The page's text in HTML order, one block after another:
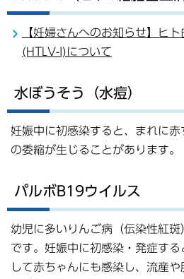
【妊婦さんへのお知らせ】ヒ
(HTLV-I)について
水ぼうそう（水痘）
妊娠中に初感染すると、まれに
の委縮が生じることがあります。
パルボB19ウイルス
幼児に多いりんご病（伝染性紅斑
です。妊娠中に初感染・発症す
して赤ちゃんにも感染し、流産